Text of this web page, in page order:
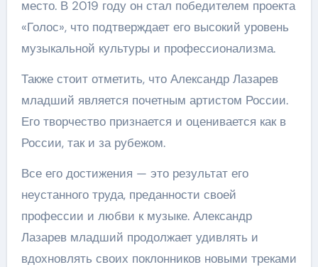
место. В 2019 году он стал победителем проекта
«Голос», что подтверждает его высокий уровень
музыкальной культуры и профессионализма.
Также стоит отметить, что Александр Лазарев
младший является почетным артистом России.
Его творчество признается и оценивается как в
России, так и за рубежом.
Все его достижения — это результат его
неустанного труда, преданности своей
профессии и любви к музыке. Александр
Лазарев младший продолжает удивлять и
вдохновлять своих поклонников новыми треками